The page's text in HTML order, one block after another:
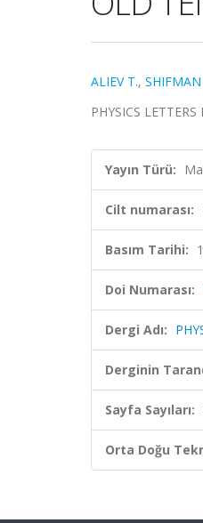
ALIEV T.,
PHYSICS
Yayın Türü:
Cilt numarası:
Basım Tarihi:
Doi Numarası:
Dergi Adı:
Derginin
Sayfa Sayıları:
Orta Doğu